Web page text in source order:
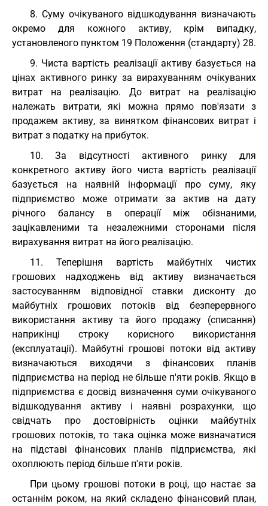
8. Суму очікуваного відшкодування визначають
окремо для кожного активу, крім випадку,
установленого пунктом 19 Положення (стандарту) 28.
9. Чиста вартість реалізації активу базується на
цінах активного ринку за вирахуванням очікуваних
витрат на реалізацію. До витрат на реалізацію
належать витрати, які можна прямо пов'язати з
продажем активу, за винятком фінансових витрат і
витрат з податку на прибуток.
10. За відсутності активного ринку для
конкретного активу його чиста вартість реалізації
базується на наявній інформації про суму, яку
підприємство може отримати за актив на дату
річного балансу в операції між обізнаними,
зацікавленими та незалежними сторонами після
вирахування витрат на його реалізацію.
11. Теперішня вартість майбутніх чистих
грошових надходжень від активу визначається
застосуванням відповідної ставки дисконту до
майбутніх грошових потоків від безперервного
використання активу та його продажу (списання)
наприкінці строку корисного використання
(експлуатації). Майбутні грошові потоки від активу
визначаються виходячи з фінансових планів
підприємства на період не більше п'яти років. Якщо в
підприємства є досвід визначення суми очікуваного
відшкодування активу і наявні розрахунки, що
свідчать про достовірність оцінки майбутніх
грошових потоків, то така оцінка може визначатися
на підставі фінансових планів підприємства, які
охоплюють період більше п'яти років.
При цьому грошові потоки в році, що настає за
останнім роком, на який складено фінансовий план,